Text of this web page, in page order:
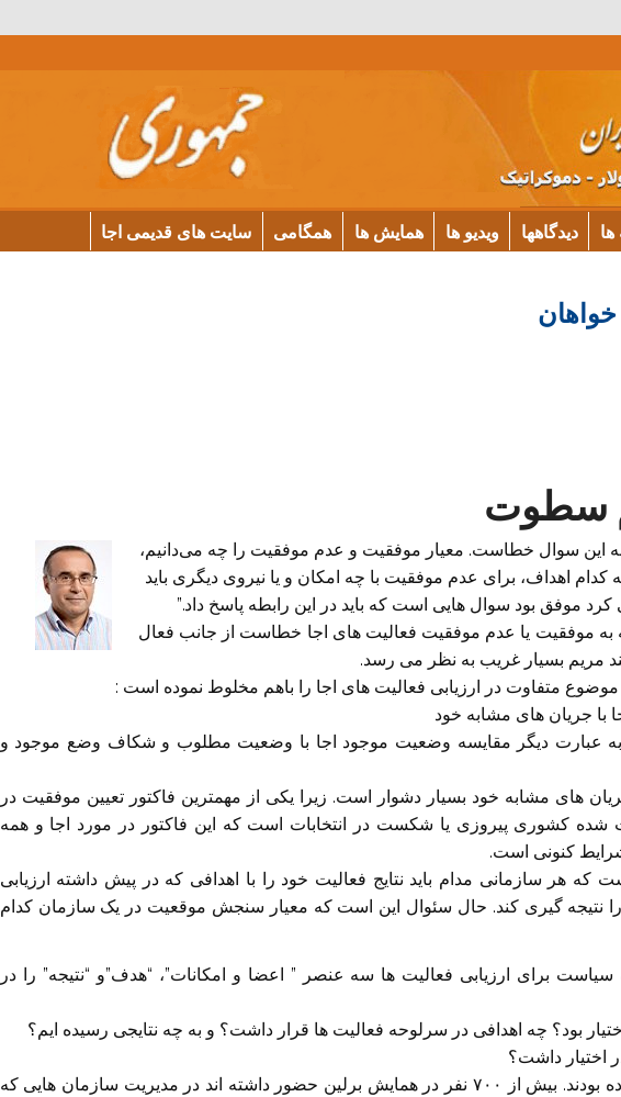
ها دیدگاهها ویدیو ها همایش ها همگامی سایت های قدیمی اجا
سطوت
به این سوال خطاست. معیار موفقیت و عدم موفقیت را چه می‌دانیم،
اهداف، برای عدم موفقیت با چه امکان و یا نیروی دیگری باید
موفق بود سوال هایی است که باید در این رابطه پاسخ داد.”
به موفقیت یا عدم موفقیت فعالیت های اجا خطاست از جانب فعال
مریم بسیار غریب به نظر می رسد.
موضوع متفاوت در ارزیابی فعالیت های اجا را باهم مخلوط نموده است :
با جریان های مشابه خود
عبارت دیگر مقایسه وضعیت موجود اجا با وضعیت مطلوب و شکاف وضع موجود و
های مشابه خود بسیار دشوار است. زیرا یکی از مهمترین فاکتور تعیین موفقیت در
شده کشوری پیروزی یا شکست در انتخابات است که این فاکتور در مورد اجا و همه
کنونی است.
که هر سازمانی مدام باید نتایج فعالیت خود را با اهدافی که در پیش داشته ارزیابی
نتیجه گیری کند. حال سئوال این است که معیار سنجش موقعیت در یک سازمان کدام
برای ارزیابی فعالیت ها سه عنصر ” اعضا و امکانات”، “هدف”و “نتیجه” را در
بود؟ چه اهدافی در سرلوحه فعالیت ها قرار داشت؟ و به چه نتایجی رسیده ایم؟
اختیار داشت؟
بیش از ۹۰۰ نفر بیانیه را امضا نموده بودند. بیش از ۷۰۰ نفر در همایش برلین حضور داشته اند در مدیریت سازمان هایی که